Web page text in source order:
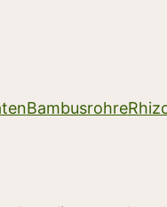
Bambusrohre